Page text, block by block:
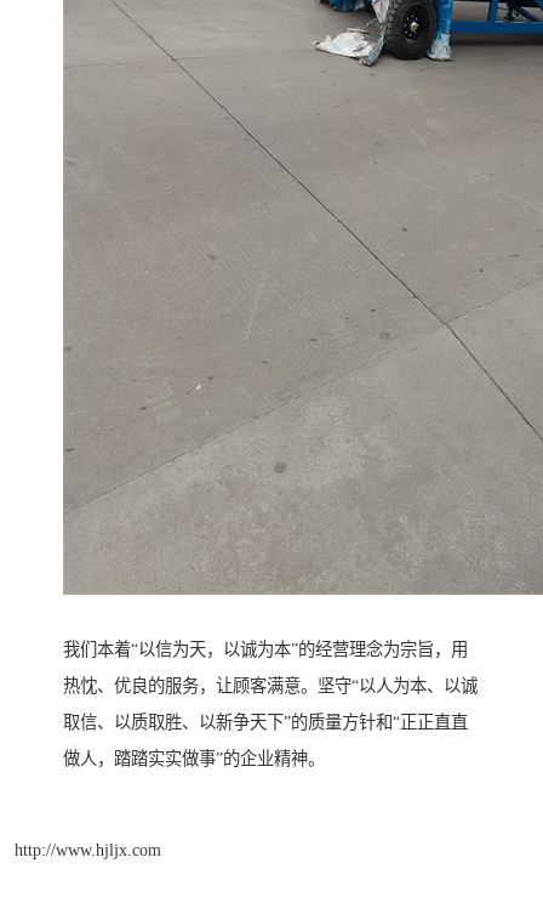
我们本着“以信为天，以诚为本”的经营理念为宗旨，用
热忱、优良的服务，让顾客满意。坚守“以人为本、以诚
取信、以质取胜、以新争天下”的质量方针和“正正直直
做人，踏踏实实做事”的企业精神。
http://www.hjljx.com